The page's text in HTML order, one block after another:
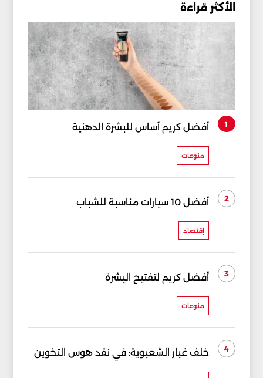
الأكثر قراءة
1 أفضل كريم أساس للبشرة الدهنية
منوعات
2 أفضل 10 سيارات مناسبة للشباب
إقتصاد
3 أفضل كريم لتفتيح البشرة
منوعات
4 خلف غبار الشعبوية: في نقد هوس التخوين